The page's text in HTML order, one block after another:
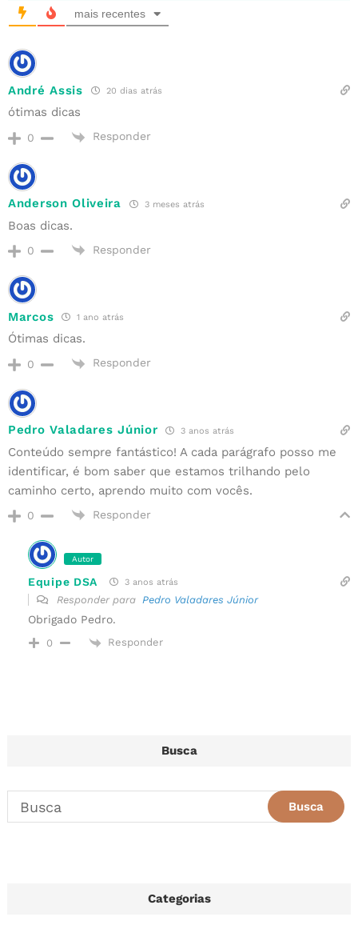
mais recentes
André Assis 20 dias atrás
ótimas dicas
0 Responder
Anderson Oliveira 3 meses atrás
Boas dicas.
0 Responder
Marcos 1 ano atrás
Ótimas dicas.
0 Responder
Pedro Valadares Júnior 3 anos atrás
Conteúdo sempre fantástico! A cada parágrafo posso me
identificar, é bom saber que estamos trilhando pelo
caminho certo, aprendo muito com vocês.
0 Responder
Autor
Equipe DSA 3 anos atrás
Responder para Pedro Valadares Júnior
Obrigado Pedro.
0 Responder
Busca
Categorias